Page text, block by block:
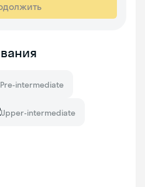
Pre-intermediate
Upper-intermediate